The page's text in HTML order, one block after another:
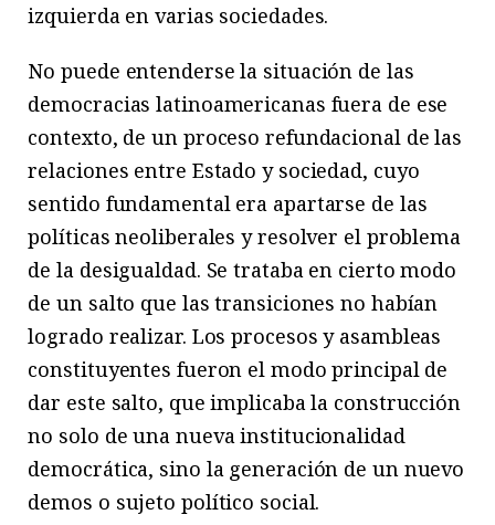
izquierda en varias sociedades.
No puede entenderse la situación de las
democracias latinoamericanas fuera de ese
contexto, de un proceso refundacional de las
relaciones entre Estado y sociedad, cuyo
sentido fundamental era apartarse de las
políticas neoliberales y resolver el problema
de la desigualdad. Se trataba en cierto modo
de un salto que las transiciones no habían
logrado realizar. Los procesos y asambleas
constituyentes fueron el modo principal de
dar este salto, que implicaba la construcción
no solo de una nueva institucionalidad
democrática, sino la generación de un nuevo
demos o sujeto político social.